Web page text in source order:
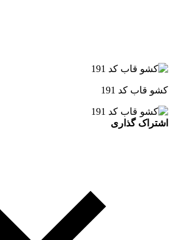
کشو قاب کد 191
اشتراک گذاری